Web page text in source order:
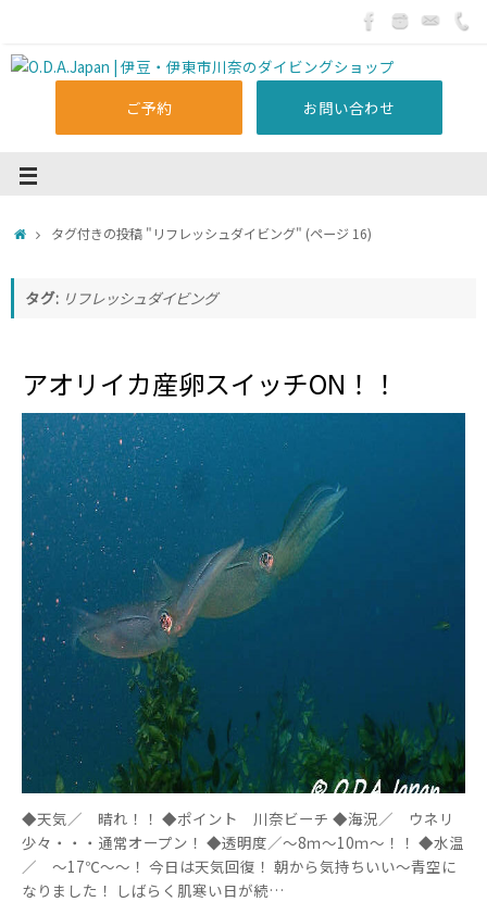
ご予約 お問い合わせ
タグ付きの投稿 "リフレッシュダイビング" (ページ 16)
タグ: リフレッシュダイビング
アオリイカ産卵スイッチON！！
◆天気／ 晴れ！！ ◆ポイント 川奈ビーチ ◆海況／ ウネリ
少々・・・通常オープン！ ◆透明度／～8ｍ～10ｍ～！！ ◆水温
／ ～17℃～～！ 今日は天気回復！ 朝から気持ちいい～青空に
なりました！ しばらく肌寒い日が続…